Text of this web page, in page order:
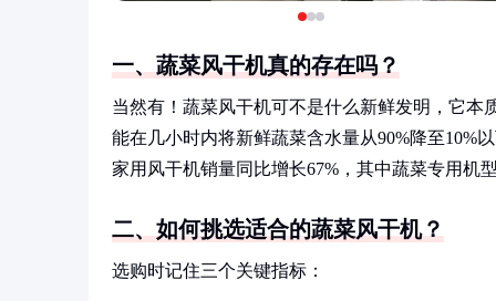
一、蔬菜风干机真的存在吗？
当然有！蔬菜风干机可不是什么新鲜发明，它本
能在几小时内将新鲜蔬菜含水量从90%降至10%
家用风干机销量同比增长67%，其中蔬菜专用机
二、如何挑选适合的蔬菜风干机？
选购时记住三个关键指标：